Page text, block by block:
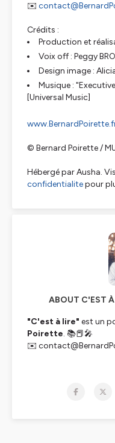
✉️
Crédits :
Production et
Voix off : Peggy
Design image :
Musique :
[Universal Music]
© Bernard Poirette /
Hébergé par Ausha.
confidentialitepour
ABOUT C'EST À
"C'est à lire" est un
Poirette. 📚📕🎤
✉️
www.BernardPoirette.fr